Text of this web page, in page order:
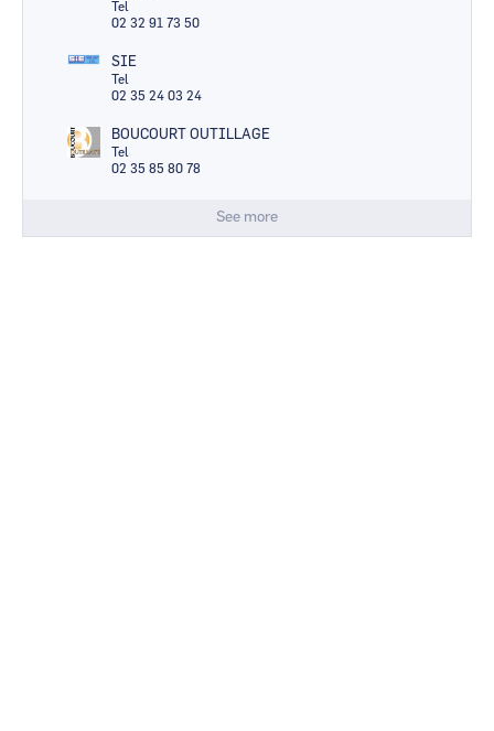
Tel
02 32 91 73 50
SIE
Tel
02 35 24 03 24
BOUCOURT OUTILLAGE
Tel
02 35 85 80 78
See more